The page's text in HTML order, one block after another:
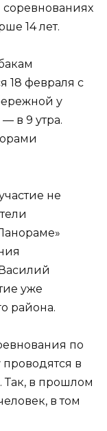
14 лет.
18 февраля с
у
в 9 утра.
не
уже
района.
по
в
Так, в прошлом
в том